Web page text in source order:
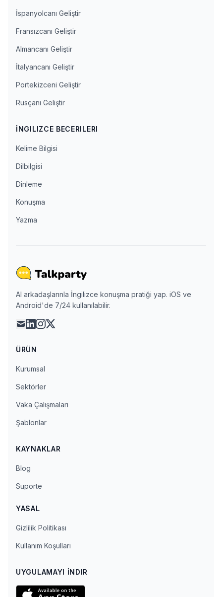
İspanyolcanı Geliştir
Fransızcanı Geliştir
Almancanı Geliştir
İtalyancanı Geliştir
Portekizceni Geliştir
Rusçanı Geliştir
İNGILIZCE BECERILERI
Kelime Bilgisi
Dilbilgisi
Dinleme
Konuşma
Yazma
AI arkadaşlarınla İngilizce konuşma pratiği yap. iOS ve
Android'de 7/24 kullanılabilir.
maillinkedin
instagram
x
ÜRÜN
Kurumsal
Sektörler
Vaka Çalışmaları
Şablonlar
KAYNAKLAR
Blog
Suporte
YASAL
Gizlilik Politikası
Kullanım Koşulları
UYGULAMAYI İNDIR